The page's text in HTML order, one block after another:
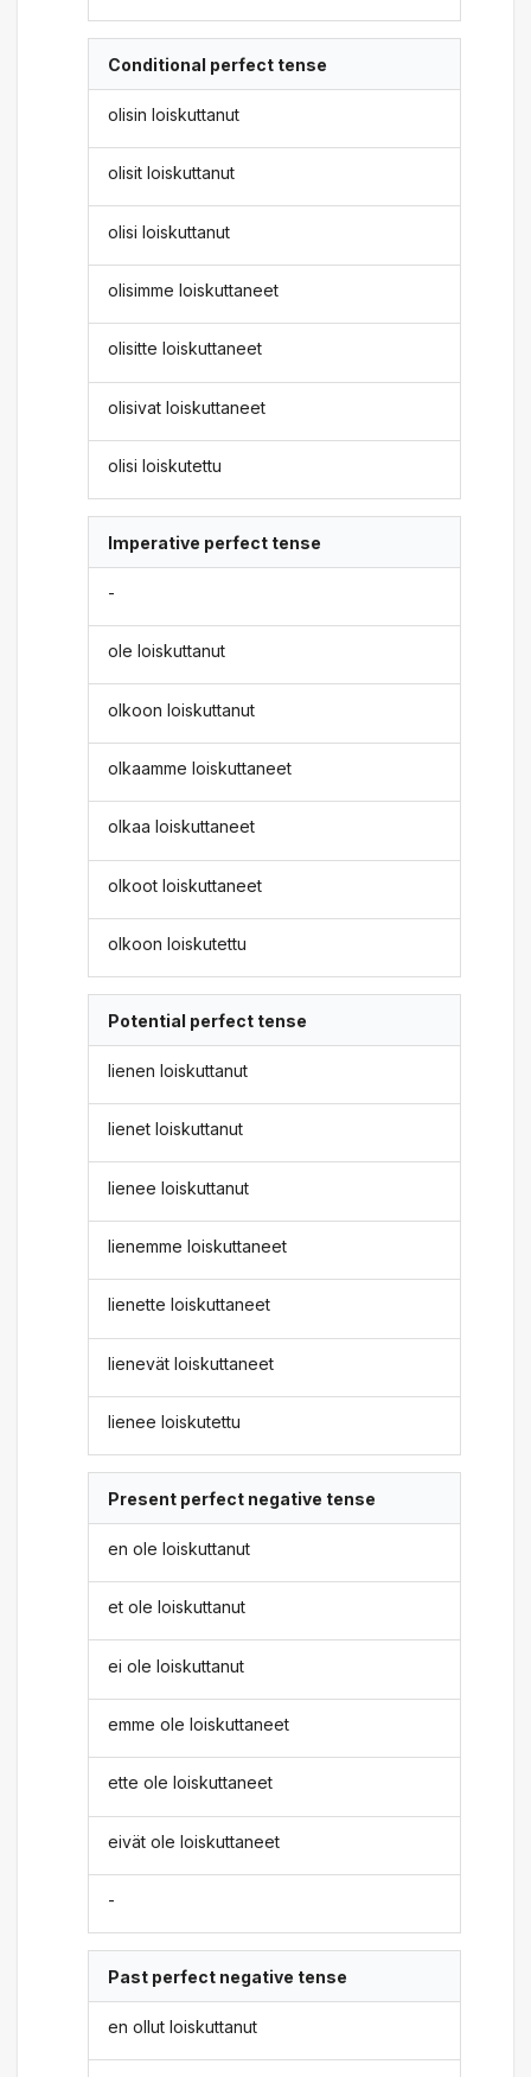
Conditional perfect tense
olisin loiskuttanut
olisit loiskuttanut
olisi loiskuttanut
olisimme loiskuttaneet
olisitte loiskuttaneet
olisivat loiskuttaneet
olisi loiskutettu
Imperative perfect tense
-
ole loiskuttanut
olkoon loiskuttanut
olkaamme loiskuttaneet
olkaa loiskuttaneet
olkoot loiskuttaneet
olkoon loiskutettu
Potential perfect tense
lienen loiskuttanut
lienet loiskuttanut
lienee loiskuttanut
lienemme loiskuttaneet
lienette loiskuttaneet
lienevät loiskuttaneet
lienee loiskutettu
Present perfect negative tense
en ole loiskuttanut
et ole loiskuttanut
ei ole loiskuttanut
emme ole loiskuttaneet
ette ole loiskuttaneet
eivät ole loiskuttaneet
-
Past perfect negative tense
en ollut loiskuttanut